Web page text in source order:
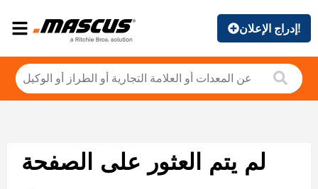
إدراج الإعلان!
لم يتم العثور على الصفحة